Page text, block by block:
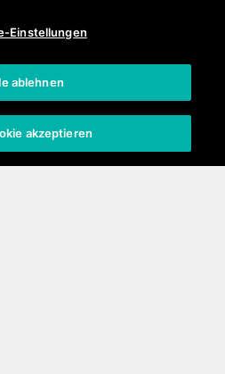
Klicke hier
LITE 4G
Einstellungen
ablehnen
akzeptieren